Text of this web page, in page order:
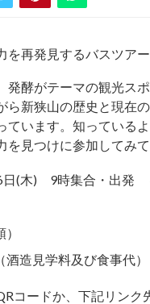
再発見するバスツアー
発酵がテーマの観光ス
ら新狭山の歴史と現在
ています。知っている
を見つけに参加してみ
6日(木) 9時集合・出
造見学料及び食事代）
コードか、下記リンク